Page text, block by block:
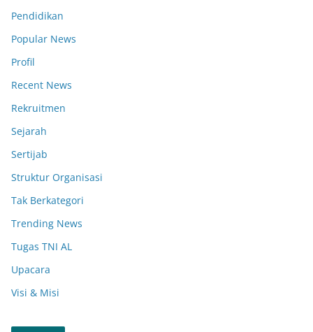
Pendidikan
Popular News
Profil
Recent News
Rekruitmen
Sejarah
Sertijab
Struktur Organisasi
Tak Berkategori
Trending News
Tugas TNI AL
Upacara
Visi & Misi